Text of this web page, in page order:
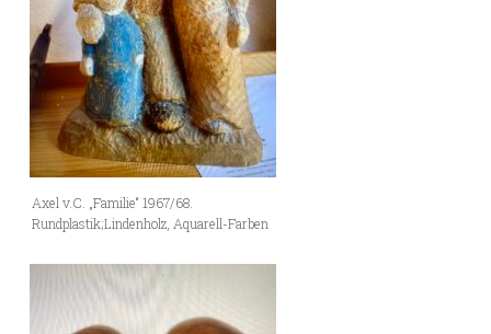
Axel v.C. „Familie“ 1967/68.
Rundplastik;Lindenholz, Aquarell-Farben